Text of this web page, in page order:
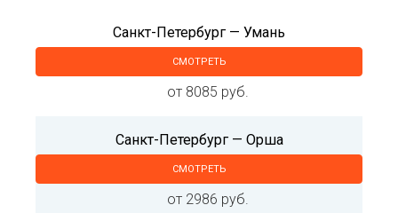
Санкт-Петербург — Умань
СМОТРЕТЬ
от 8085 руб.
Санкт-Петербург — Орша
СМОТРЕТЬ
от 2986 руб.